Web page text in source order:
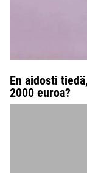
En aidosti
2000 euroa?